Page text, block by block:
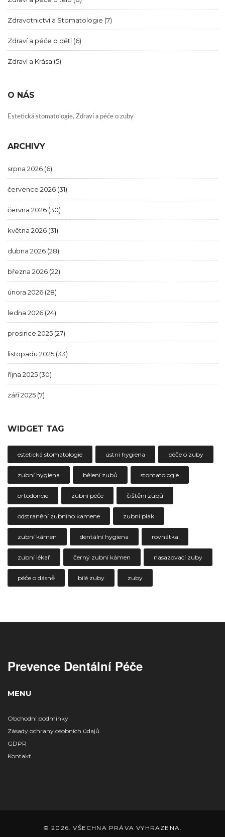
Zdravotnictví a Stomatologie (7)
Zdraví a péče o děti (6)
Zdraví a Krása (5)
O NÁS
Estetická stomatologie, Zdraví a péče o zuby
ARCHIVY
srpna 2026 (6)
července 2026 (31)
června 2026 (30)
května 2026 (31)
dubna 2026 (28)
března 2026 (22)
února 2026 (28)
ledna 2026 (24)
prosince 2025 (27)
listopadu 2025 (33)
října 2025 (30)
září 2025 (7)
WIDGET TAG
estetická stomatologie ústní hygiena péče o zuby
zubní hygiena bělení zubů stomatologie
ortodoncie zubní péče čištění zubů
odstranění zubního kamene zubní plak
zubní kámen dentální hygiena rovnátka
zubní lékař černý zubní kámen nasazovací zuby
péče o dásně bílé zuby zuby
Prevence Dentální Péče
MENU
Obchodní podmínky
Zásady ochrany osobních údajů
GDPR
Kontakt
© 2026. VŠECHNA PRÁVA VYHRAZENA.